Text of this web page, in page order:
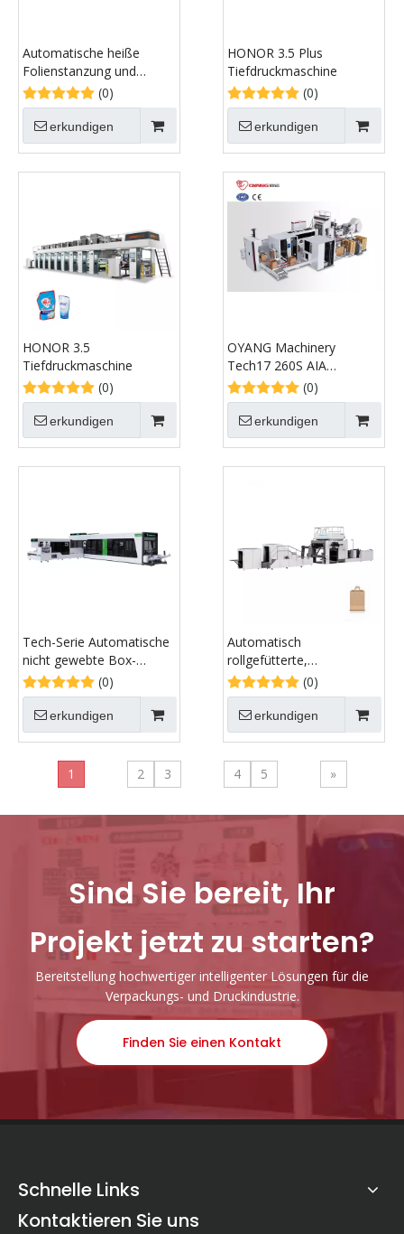
Automatische heiße
Folienstanzung und
Sterblichkeitsschneidemaschine
(0)
erkundigen
HONOR 3.5 Plus
Tiefdruckmaschine
(0)
erkundigen
HONOR 3.5
Tiefdruckmaschine
(0)
erkundigen
OYANG Machinery
Tech17 260S AIA
Intelligente
Automatisierung
Papiertütenproduktion
(0)
erkundigen
Tech-Serie Automatische
nicht gewebte Box-
Taschen-Maschine mit
Griff online
(0)
erkundigen
Automatisch
rollgefütterte,
quadratische
Bodenbeutelmaschine mit
flachem Griff
(0)
erkundigen
1 2 3 4 5 »
Sind Sie bereit, Ihr
Projekt jetzt zu starten?
Bereitstellung hochwertiger intelligenter Lösungen für die
Verpackungs- und Druckindustrie.
Finden Sie einen Kontakt
Schnelle Links
Kontaktieren Sie uns